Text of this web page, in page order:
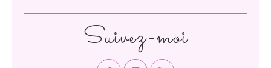
Suivez-moi